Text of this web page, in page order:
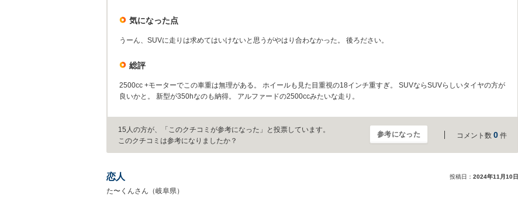
気になった点
うーん、SUVに走りは求めてはいけないと思うがやはり合わなかった。 後ろださい。
総評
2500cc +モーターでこの車重は無理がある。 ホイールも見た目重視の18インチ重すぎ。 SUVならSUVらしいタイヤの方が
良いかと。 新型が350hなのも納得。 アルファードの2500ccみたいな走り。
15人の方が、「このクチコミが参考になった」と投票しています。
このクチコミは参考になりましたか？
参考になった コメント数 0 件
恋人 投稿日： 2024年11月10日
た〜くんさん（岐阜県）